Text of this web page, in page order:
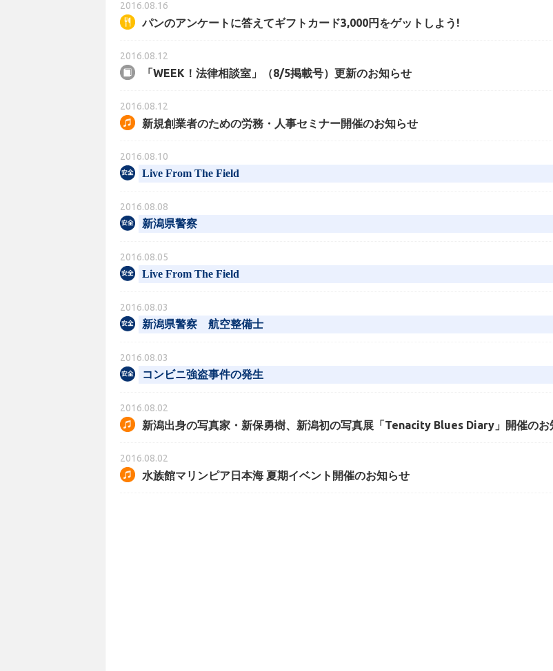
2016.08.16
パンのアンケートに答えてギフトカード3,000円をゲットしよう!
2016.08.12
「WEEK！法律相談室」（8/5掲載号）更新のお知らせ
2016.08.12
新規創業者のための労務・人事セミナー開催のお知らせ
2016.08.10
Live From The Field
2016.08.08
新潟県警察
2016.08.05
Live From The Field
2016.08.03
新潟県警察 航空整備士
2016.08.03
コンビニ強盗事件の発生
2016.08.02
新潟出身の写真家・新保勇樹、新潟初の写真展「Tenacity Blues Diary」開催のお
2016.08.02
水族館マリンピア日本海 夏期イベント開催のお知らせ